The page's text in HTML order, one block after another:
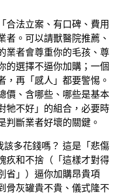
合法立案、有口碑、費用
者。可以請獸醫院推薦、
業者會尊重你的毛孩、尊
的選擇不逼你加購；一個
，再「感人」都要警惕。
、含哪些、哪些是基本
牠不好」的組合，必要時
判斷業者好壞的關鍵。
多花錢嗎？ 這是「悲傷
疚和不捨（「這樣才對得
省」）逼你加購昂貴項
灰罐貴不貴、儀式隆不